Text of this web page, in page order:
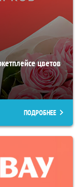
цветов
ПОДРОБНЕЕ